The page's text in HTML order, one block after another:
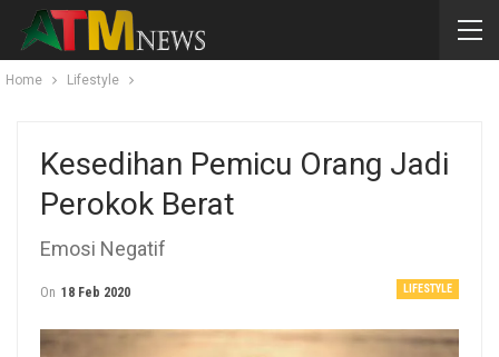
Home Lifestyle
Kesedihan Pemicu Orang Jadi
Perokok Berat
Emosi Negatif
LIFESTYLE
On 18 Feb 2020